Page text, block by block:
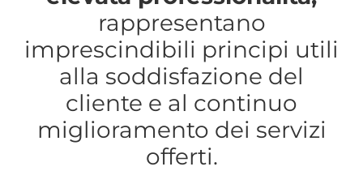
rappresentano
imprescindibili principi utili
alla soddisfazione del
cliente e al continuo
miglioramento dei servizi
offerti.